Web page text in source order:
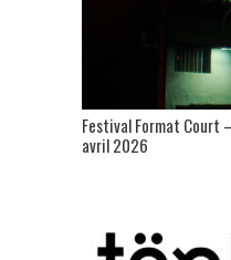
Festival Format Court
avril 2026